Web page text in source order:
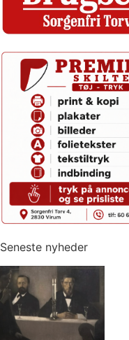
Seneste nyheder